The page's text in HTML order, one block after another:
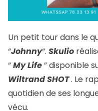
Un petit tour dans le
“Johnny“. Skulio
“My Life” disponible
Wiltrand SHOT. Le
quotidien de ses
vécu.